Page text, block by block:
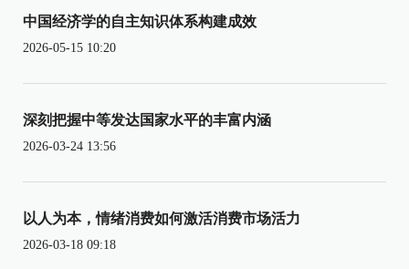
中国经济学的自主知识体系构建成效
2026-05-15 10:20
深刻把握中等发达国家水平的丰富内涵
2026-03-24 13:56
以人为本，情绪消费如何激活消费市场活力
2026-03-18 09:18